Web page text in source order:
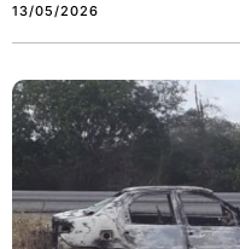
13/05/2026